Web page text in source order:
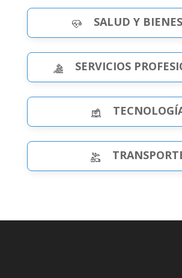
SALUD Y
SERVICIOS